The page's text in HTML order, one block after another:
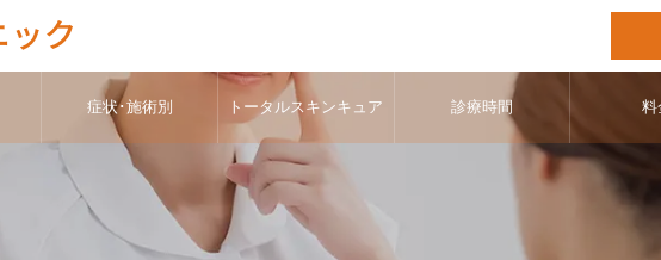
症状･施術別 トータルスキンキュア 診療時間 料